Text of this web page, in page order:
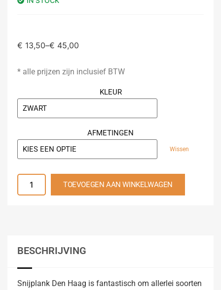
€ 13,50–€ 45,00
* alle prijzen zijn inclusief BTW
KLEUR
AFMETINGEN
Wissen
TOEVOEGEN AAN WINKELWAGEN
BESCHRIJVING
Snijplank Den Haag is fantastisch om allerlei soorten